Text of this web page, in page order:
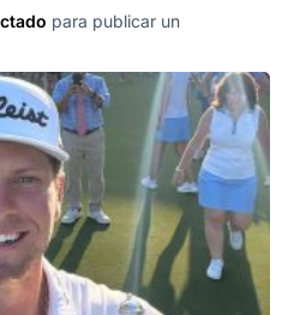
para publicar un